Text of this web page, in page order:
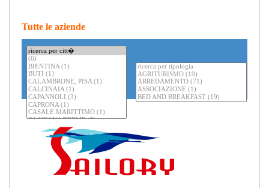
Tutte le aziende